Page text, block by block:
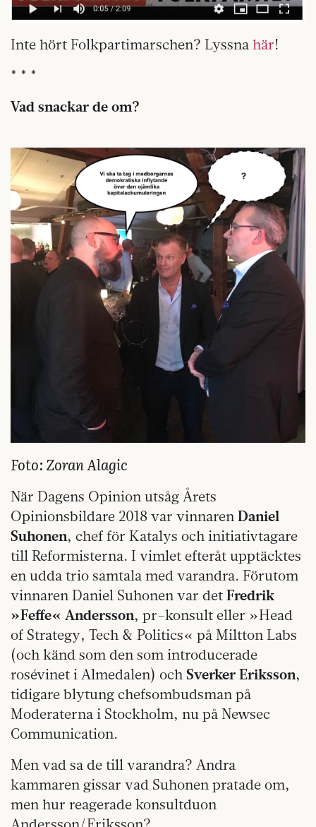
Inte hört Folkpartimarschen? Lyssna här!
* * *
Vad snackar de om?
Foto: Zoran Alagic
När Dagens Opinion utsåg Årets
Opinionsbildare 2018 var vinnarenDaniel
Suhonen, chef för Katalys och initiativtagare
till Reformisterna. I vimlet efteråt upptäcktes
en udda trio samtala med varandra. Förutom
vinnaren Daniel Suhonen var det Fredrik
»Feffe« Andersson, pr-konsult eller »Head
of Strategy, Tech & Politics« på Miltton Labs
(och känd som den som introducerade
rosévinet i Almedalen) ochSverker Eriksson,
tidigare blytung chefsombudsman på
Moderaterna i Stockholm, nu på Newsec
Communication.
Men vad sa de till varandra? Andra
kammaren gissar vad Suhonen pratade om,
men hur reagerade konsultduon